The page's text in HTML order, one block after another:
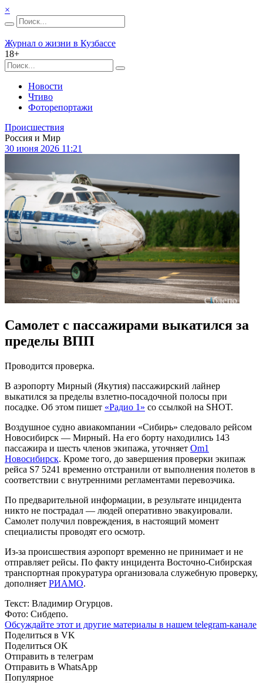
×
Журнал о жизни в Кузбассе
18+
Новости
Чтиво
Фоторепортажи
Происшествия
Россия и Мир
30 июня 2026 11:21
Самолет с пассажирами выкатился за
пределы ВПП
Проводится проверка.
В аэропорту Мирный (Якутия) пассажирский лайнер
выкатился за пределы взлетно‑посадочной полосы при
посадке. Об этом пишет «Радио 1» со ссылкой на SHOT.
Воздушное судно авиакомпании «Сибирь» следовало рейсом
Новосибирск — Мирный. На его борту находились 143
пассажира и шесть членов экипажа, уточняет Om1
Новосибирск. Кроме того, до завершения проверки экипаж
рейса S7 5241 временно отстранили от выполнения полетов в
соответствии с внутренними регламентами перевозчика.
По предварительной информации, в результате инцидента
никто не пострадал — людей оперативно эвакуировали.
Самолет получил повреждения, в настоящий момент
специалисты проводят его осмотр.
Из‑за происшествия аэропорт временно не принимает и не
отправляет рейсы. По факту инцидента Восточно‑Сибирская
транспортная прокуратура организовала служебную проверку,
дополняет РИАМО.
Текст: Владимир Огурцов.
Фото: Сибдепо.
Обсуждайте этот и другие материалы в нашем telegram-канале
Поделиться в VK
Поделиться OK
Отправить в телеграм
Отправить в WhatsApp
Популярное